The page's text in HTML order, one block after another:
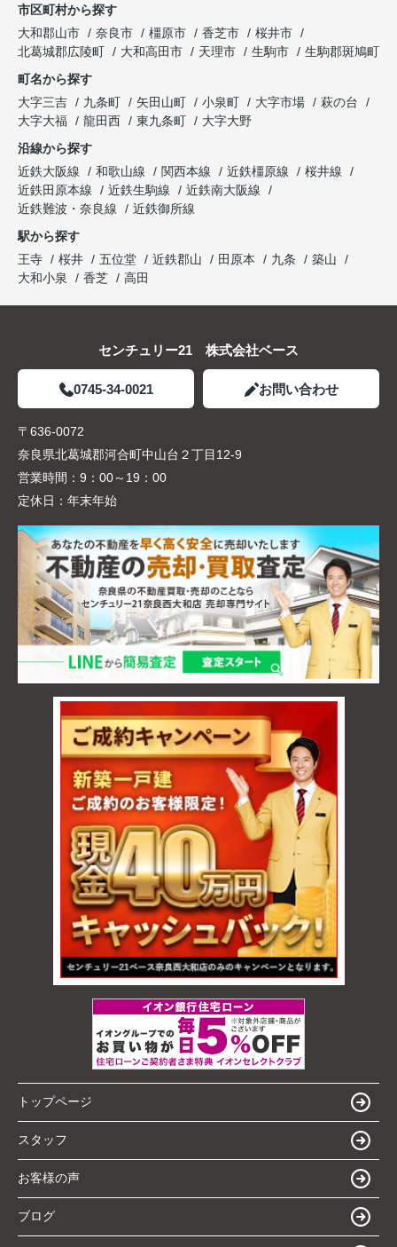
市区町村から探す
大和郡山市
奈良市 橿原市 香芝市
桜井市
北葛城郡広陵町
大和高田市 天理市 生駒市
生駒郡斑鳩町
町名から探す
大字三吉
九条町 矢田山町 小泉町 大字市場
萩の台
大字大福
龍田西 東九条町
大字大野
沿線から探す
近鉄大阪線
和歌山線 関西本線 近鉄橿原線
桜井線
近鉄田原本線
近鉄生駒線
近鉄南大阪線
近鉄難波・奈良線
近鉄御所線
駅から探す
王寺
桜井 五位堂 近鉄郡山 田原本 九条
築山
大和小泉
香芝 高田
センチュリー21 株式会社ベース
0745-34-0021 お問い合わせ
〒636-0072
奈良県北葛城郡河合町中山台２丁目12-9
営業時間： 9：00～19：00
定休日： 年末年始
トップページ
スタッフ
お客様の声
ブログ